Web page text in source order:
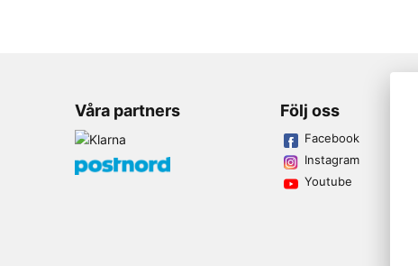
Våra partners Följ oss
Facebook
Instagram
Youtube